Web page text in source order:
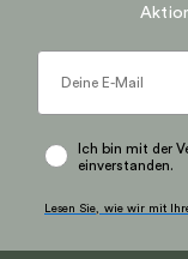
Ich bin mit der
einverstanden.
Lesen Sie, wie wir mit